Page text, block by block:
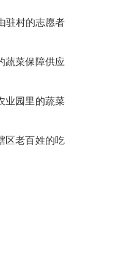
驻村的志愿者
蔬菜保障供应
业园里的蔬菜
区老百姓的吃